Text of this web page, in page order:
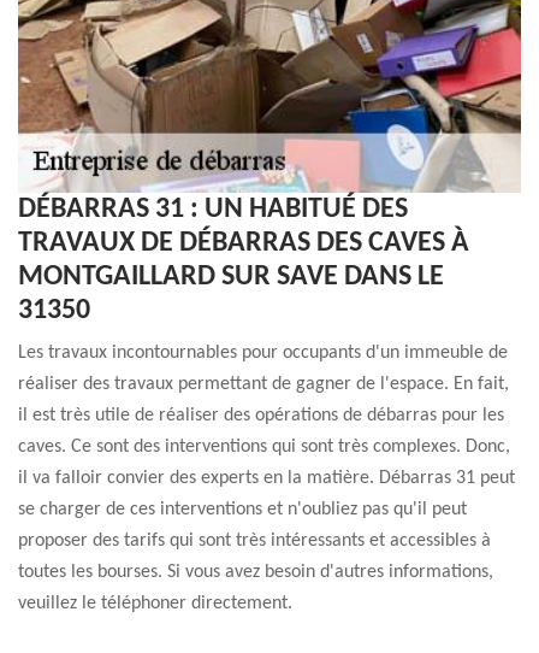
DÉBARRAS 31 : UN HABITUÉ DES
TRAVAUX DE DÉBARRAS DES CAVES À
MONTGAILLARD SUR SAVE DANS LE
31350
Les travaux incontournables pour occupants d'un immeuble de
réaliser des travaux permettant de gagner de l'espace. En fait,
il est très utile de réaliser des opérations de débarras pour les
caves. Ce sont des interventions qui sont très complexes. Donc,
il va falloir convier des experts en la matière. Débarras 31 peut
se charger de ces interventions et n'oubliez pas qu'il peut
proposer des tarifs qui sont très intéressants et accessibles à
toutes les bourses. Si vous avez besoin d'autres informations,
veuillez le téléphoner directement.